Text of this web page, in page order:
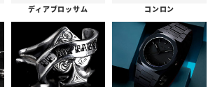
ディアブロッサム コンロン